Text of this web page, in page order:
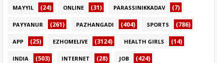
MAYYIL (24) ONLINE (31) PARASSINIKKADAV (7)
PAYYANUR (261) PAZHANGADI (404) SPORTS (786)
APP (25) EZHOMELIVE (3124) HEALTH GIRLS (14)
INDIA (503) INTERNET (28) JOB (424)